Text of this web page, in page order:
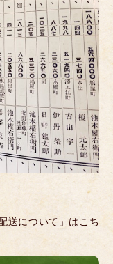
送について」はこち